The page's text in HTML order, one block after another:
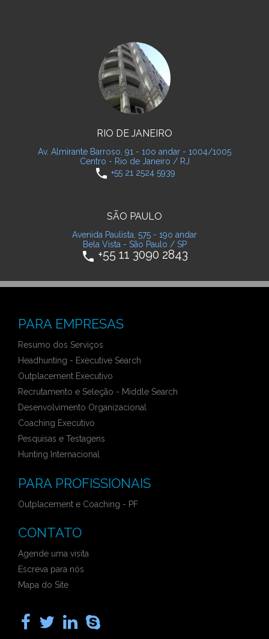
RIO DE JANEIRO
Av. Almirante Barroso, 91 - 10o andar - 1004/1005
Centro - Rio de Janeiro / RJ
phone +55 21 2524 5939
SÃO PAULO
Avenida Paulista, 575 - 19o andar
Bela Vista - São Paulo / SP
phone +55 11 3090 2843
PARA EMPRESAS
Resumo dos Serviços
Headhunting - Executive Search
Outplacement Executivo
Recrutamento e Seleção - Middle Search
Desenvolvimento Organizacional
Coaching Executivo
Pesquisas e Testagens
Hunting Internacional
PARA PROFISSIONAIS
Outplacement e Coaching - PF
CONTATO
Agende uma visita
Escreva para nós
Mapa do Site